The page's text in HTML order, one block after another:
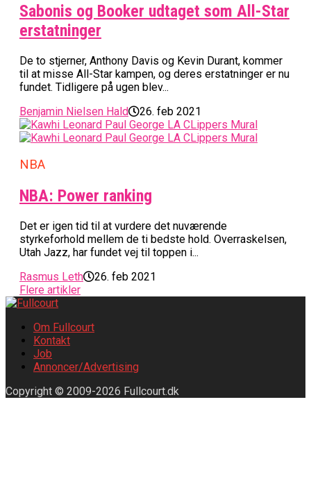
Sabonis og Booker udtaget som All-Star
erstatninger
De to stjerner, Anthony Davis og Kevin Durant, kommer
til at misse All-Star kampen, og deres erstatninger er nu
fundet. Tidligere på ugen blev...
Benjamin Nielsen Hald
26. feb 2021
NBA
NBA: Power ranking
Det er igen tid til at vurdere det nuværende
styrkeforhold mellem de ti bedste hold. Overraskelsen,
Utah Jazz, har fundet vej til toppen i...
Rasmus Leth
26. feb 2021
Flere artikler
Om Fullcourt
Kontakt
Job
Annoncer/Advertising
Copyright © 2009-2026 Fullcourt.dk